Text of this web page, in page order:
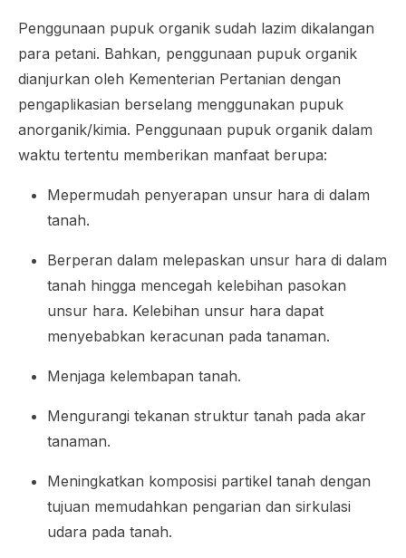
Penggunaan pupuk organik sudah lazim dikalangan
para petani. Bahkan, penggunaan pupuk organik
dianjurkan oleh Kementerian Pertanian dengan
pengaplikasian berselang menggunakan pupuk
anorganik/kimia. Penggunaan pupuk organik dalam
waktu tertentu memberikan manfaat berupa:
Mepermudah penyerapan unsur hara di dalam
tanah.
Berperan dalam melepaskan unsur hara di dalam
tanah hingga mencegah kelebihan pasokan
unsur hara. Kelebihan unsur hara dapat
menyebabkan keracunan pada tanaman.
Menjaga kelembapan tanah.
Mengurangi tekanan struktur tanah pada akar
tanaman.
Meningkatkan komposisi partikel tanah dengan
tujuan memudahkan pengarian dan sirkulasi
udara pada tanah.